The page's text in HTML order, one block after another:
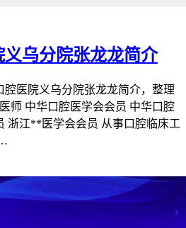
乌分院张龙龙简介
腔医院义乌分院张龙龙简介，整理
师 中华口腔医学会会员 中华口腔
浙江**医学会会员 从事口腔临床工